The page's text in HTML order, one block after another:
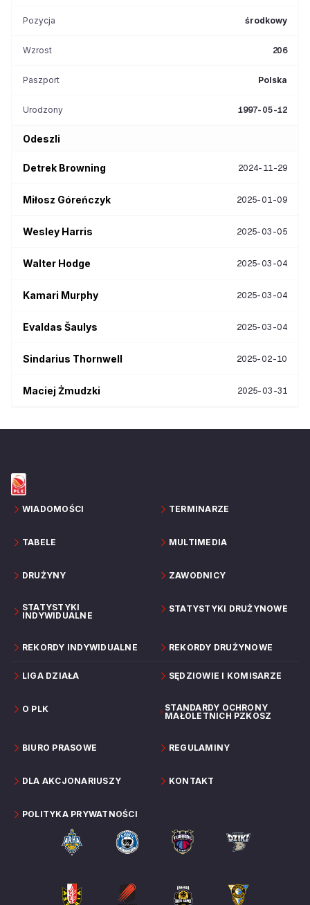
Pozycja środkowy
Wzrost 206
Paszport Polska
Urodzony 1997-05-12
Odeszli
Detrek Browning 2024-11-29
Miłosz Góreńczyk 2025-01-09
Wesley Harris 2025-03-05
Walter Hodge 2025-03-04
Kamari Murphy 2025-03-04
Evaldas Šaulys 2025-03-04
Sindarius Thornwell 2025-02-10
Maciej Żmudzki 2025-03-31
WIADOMOŚCI TERMINARZE
TABELE MULTIMEDIA
DRUŻYNY ZAWODNICY
STATYSTYKI
INDYWIDUALNE
STATYSTYKI DRUŻYNOWE
REKORDY INDYWIDUALNE REKORDY DRUŻYNOWE
LIGA DZIAŁA SĘDZIOWIE I KOMISARZE
O PLK
STANDARDY OCHRONY
MAŁOLETNICH PZKOSZ
BIURO PRASOWE REGULAMINY
DLA AKCJONARIUSZY KONTAKT
POLITYKA PRYWATNOŚCI